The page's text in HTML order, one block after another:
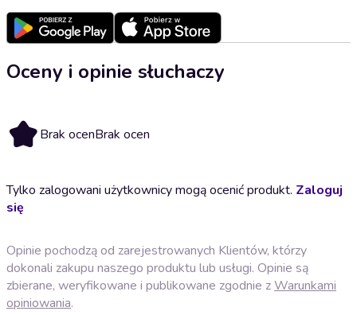
Oceny i opinie słuchaczy
Brak ocenBrak ocen
Tylko zalogowani użytkownicy mogą ocenić produkt. Zaloguj
się
Opinie pochodzą od zarejestrowanych Klientów, którzy
dokonali zakupu naszego produktu lub usługi. Opinie są
zbierane, weryfikowane i publikowane zgodnie zWarunkami
opiniowania.